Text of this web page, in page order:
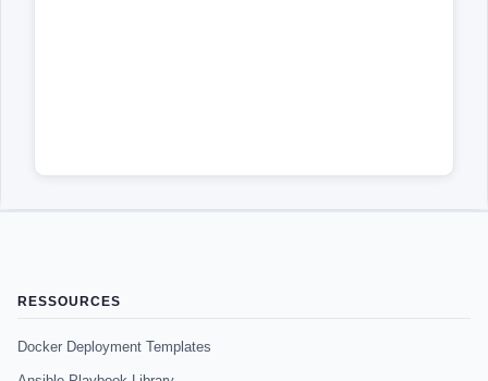
RESSOURCES
Docker Deployment Templates